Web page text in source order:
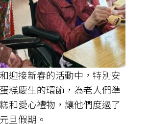
迎接新春的活動中，特別安
糕慶生的環節，為老人們準
和愛心禮物，讓他們度過了
旦假期。